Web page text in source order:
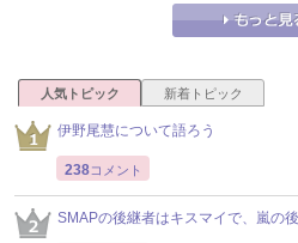
人気トピック 新着トピック
伊野尾慧について語ろう
238コメント
SMAPの後継者はキスマイで、嵐の